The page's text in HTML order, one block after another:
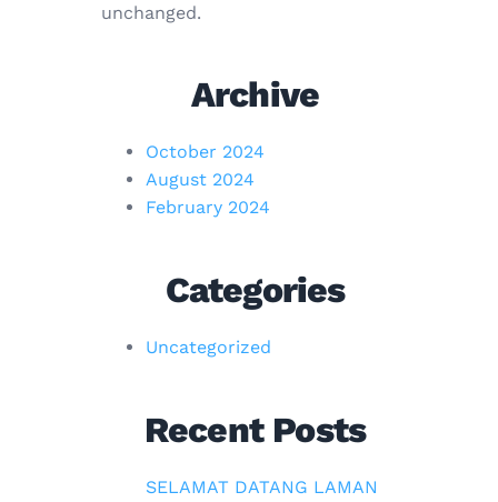
unchanged.
Archive
October 2024
August 2024
February 2024
Categories
Uncategorized
Recent Posts
SELAMAT DATANG LAMAN